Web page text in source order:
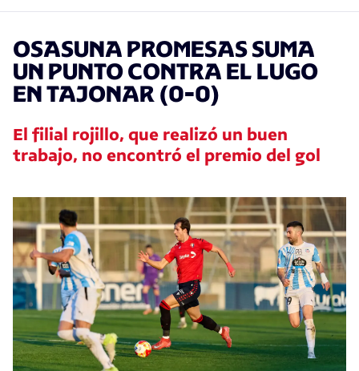
OSASUNA PROMESAS SUMA
UN PUNTO CONTRA EL LUGO
EN TAJONAR (0-0)
El filial rojillo, que realizó un buen
trabajo, no encontró el premio del gol